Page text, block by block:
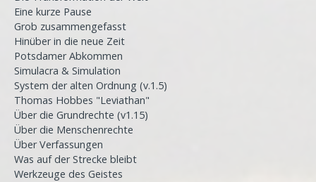
Eine kurze Pause
Grob zusammengefasst
Hinüber in die neue Zeit
Potsdamer Abkommen
Simulacra & Simulation
System der alten Ordnung (v.1.5)
Thomas Hobbes "Leviathan"
Über die Grundrechte (v1.15)
Über die Menschenrechte
Über Verfassungen
Was auf der Strecke bleibt
Werkzeuge des Geistes